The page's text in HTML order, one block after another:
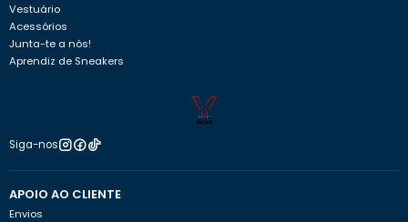
Vestuário
Acessórios
Junta-te a nós!
Aprendiz de Sneakers
Siga-nos
APOIO AO CLIENTE
Envios